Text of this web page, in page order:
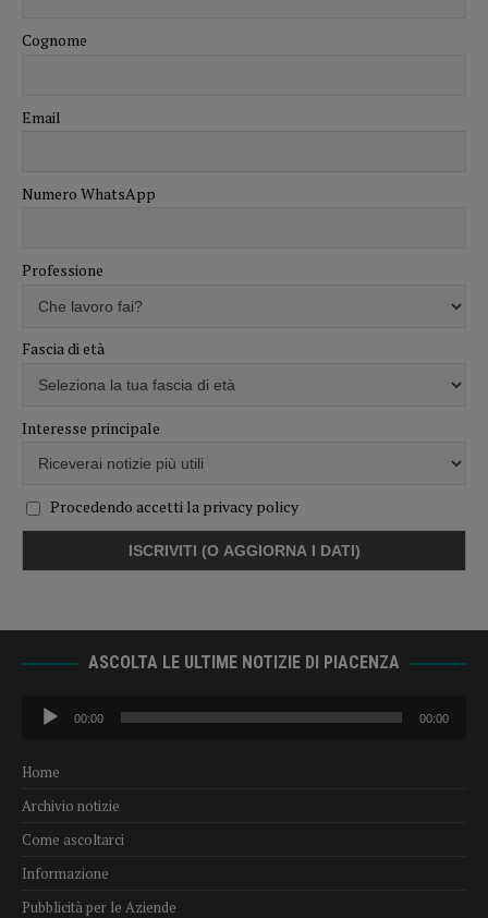
Cognome
Email
Numero WhatsApp
Professione
Fascia di età
Interesse principale
Procedendo accetti la privacy policy
ASCOLTA LE ULTIME NOTIZIE DI PIACENZA
Audio
Player
00:00 00:00
Home
Archivio notizie
Come ascoltarci
Informazione
Pubblicità per le Aziende